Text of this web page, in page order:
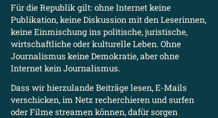
Für die Republik gilt: ohne Internet keine
Publikation, keine Diskussion mit den Leserinnen,
keine Einmischung ins politische, juristische,
wirtschaftliche oder kulturelle Leben. Ohne
Journalismus keine Demokratie, aber ohne
Internet kein Journalismus.
Dass wir hierzulande Beiträge lesen, E-Mails
verschicken, im Netz recherchieren und surfen
oder Filme streamen können, dafür sorgen